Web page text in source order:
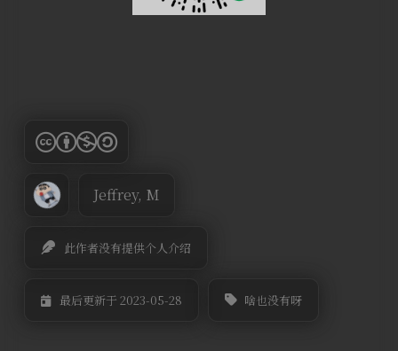
Jeffrey, M
此作者没有提供个人介绍
最后更新于 2023-05-28 啥也没有呀